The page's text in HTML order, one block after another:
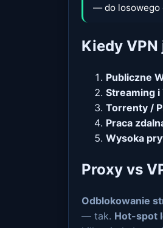
— do losowego
Kiedy
Publiczne
Streaming i
Torrenty /
Praca
Wysoka
Proxy vs
Odblokowanie
— tak. Hot-spot